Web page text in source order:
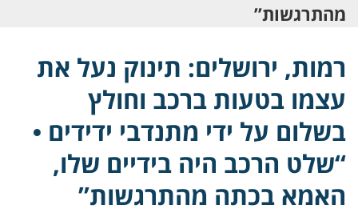
מהתרגשות”
רמות, ירושלים: תינוק נעל את
עצמו בטעות ברכב וחולץ
בשלום על ידי מתנדבי ידידים •
“שלט הרכב היה בידיים שלו,
האמא בכתה מהתרגשות”